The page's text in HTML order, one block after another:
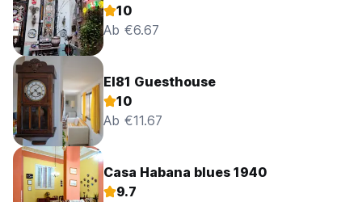
10
Ab €6.67
El81 Guesthouse
10
Ab €11.67
Casa Habana blues 1940
9.7